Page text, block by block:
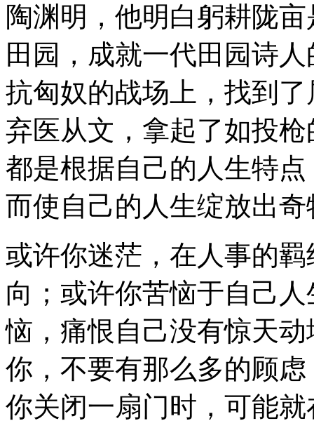
陶渊明，他明白躬耕陇
田园，成就一代田园诗
抗匈奴的战场上，找到
弃医从文，拿起了如投
都是根据自己的人生特
而使自己的人生绽放出
或许你迷茫，在人事的
向；或许你苦恼于自己
恼，痛恨自己没有惊天
你，不要有那么多的顾
你关闭一扇门时，可能